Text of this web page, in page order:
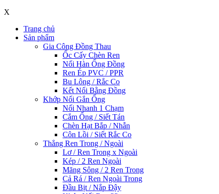
X
Trang chủ
Sản phẩm
Gia Công Đồng Thau
Ốc Cấy Chèn Ren
Nối Hàn Ống Đồng
Ren Ép PVC / PPR
Bu Lông / Rắc Co
Kết Nối Bằng Đồng
Khớp Nối Gắn Ống
Nối Nhanh 1 Chạm
Cắm Ống / Siết Tán
Chèn Hạt Bắp / Nhẫn
Côn Lồi / Siết Rắc Co
Thẳng Ren Trong / Ngoài
Lơ / Ren Trong x Ngoài
Kép / 2 Ren Ngoài
Măng Sông / 2 Ren Trong
Cả Rá / Ren Ngoài Trong
Đầu Bịt / Nắp Đậy